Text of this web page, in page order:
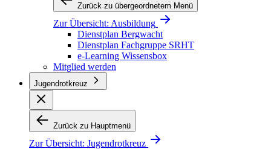
Zurück zu übergeordnetem Menü
Zur Übersicht: Ausbildung
Dienstplan Bergwacht
Dienstplan Fachgruppe SRHT
e-Learning Wissensbox
Mitglied werden
Jugendrotkreuz
Zurück zu Hauptmenü
Zur Übersicht: Jugendrotkreuz